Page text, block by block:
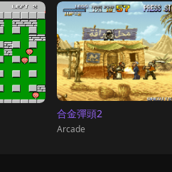
合金彈頭2
Arcade